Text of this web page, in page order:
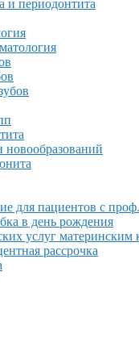
и периодонтита
новообразований
для пациентов с
в день рождения
услуг материнским
рассрочка